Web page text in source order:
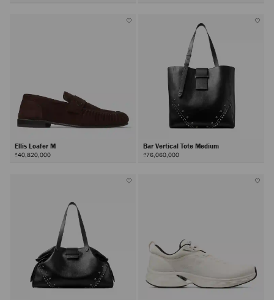
Ellis Loafer M
₫40,820,000
Bar Vertical Tote Medium
₫76,060,000